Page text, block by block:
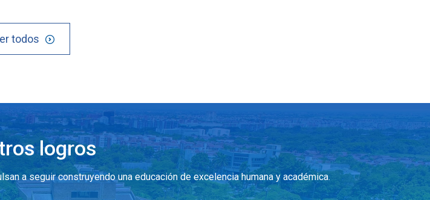
todos
logros
a seguir construyendo una educación de excelencia humana y académica.